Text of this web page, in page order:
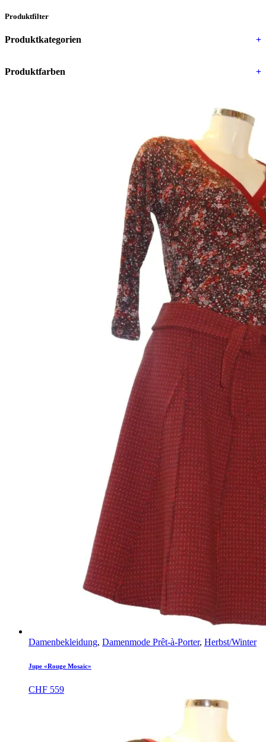
Produktfilter
Produktkategorien +
Produktfarben +
Damenbekleidung, Damenmode Prêt-à-Porter, Herbst/Winter
Jupe «Rouge Mosaic»
CHF 559